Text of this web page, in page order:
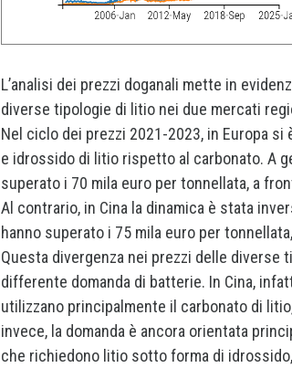
L’analisi dei prezzi doganali mette in
diverse tipologie di litio nei due mercati
Nel ciclo dei prezzi 2021-2023, in Europa
e idrossido di litio rispetto al carbonato. A
superato i 70 mila euro per tonnellata, a
Al contrario, in Cina la dinamica è stata
hanno superato i 75 mila euro per
Questa divergenza nei prezzi delle
differente domanda di batterie. In Cina,
utilizzano principalmente il carbonato di
invece, la domanda è ancora orientata
che richiedono litio sotto forma di